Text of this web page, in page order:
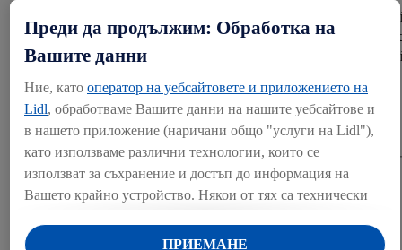
Технически организатор на събитията е „Фармхопинг“ -
фермерски пазар с над 100 ферми, произвеждащи
продукция, която е достъпна за хората от града през
За контакт
Преди да продължим: Обработка на
Вашите данни
Ние, като оператор на уебсайтовете и приложението на
Lidl, обработваме Вашите данни на нашите уебсайтове и
в нашето приложение (наричани общо "услуги на Lidl"),
като използваме различни технологии, които се
използват за съхранение и достъп до информация на
Вашето крайно устройство. Някои от тях са технически
удобни настройки, за събиране на статистически данни
ПРИЕМАНЕ